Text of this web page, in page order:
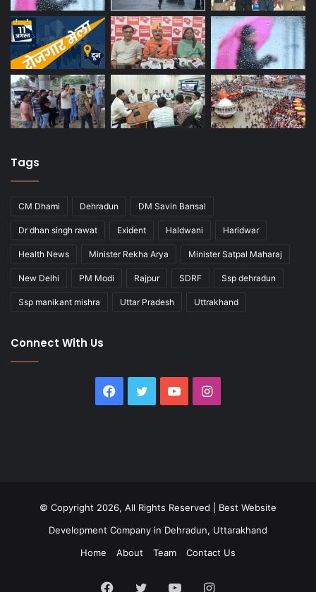
Tags
CM Dhami Dehradun DM Savin Bansal
Dr dhan singh rawat Exident Haldwani Haridwar
Health News Minister Rekha Arya Minister Satpal Maharaj
New Delhi PM Modi Rajpur SDRF Ssp dehradun
Ssp manikant mishra Uttar Pradesh Uttrakhand
Connect With Us
Facebook
Twitter YouTubeInstagram
© Copyright 2026, All Rights Reserved | Best Website
Development Company in Dehradun, Uttarakhand
Home
About Team Contact Us
Facebook
Twitter YouTubeInstagram